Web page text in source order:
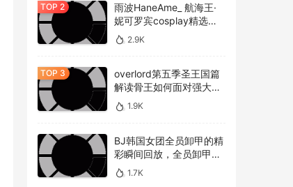
雨波HaneAme_ 航海王·
妮可罗宾cosplay精选作
品 [34P-134MB]
2.9K
overlord第五季圣王国篇
解读骨王如何面对强大的
敌人，overlord第五季圣
王国篇深度解析骨王与敌
1.9K
BJ韩国女团全员卸甲的精
彩瞬间回放，全员卸甲视
频如何观看BJ韩国女团成
员的最精彩时刻？
1.7K